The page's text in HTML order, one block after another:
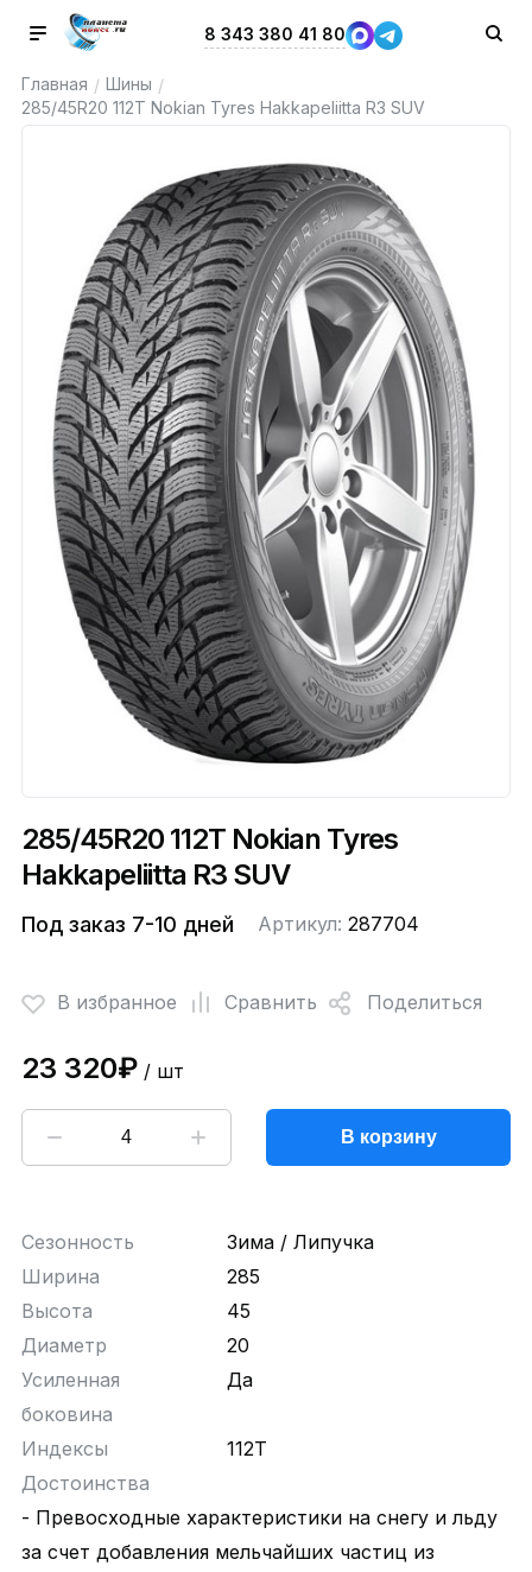
8 343 380 41 80
Главная / Шины /
285/45R20 112T Nokian Tyres Hakkapeliitta R3 SUV
285/45R20 112T Nokian Tyres
Hakkapeliitta R3 SUV
Под заказ 7-10 дней Артикул: 287704
В избранное Сравнить Поделиться
23 320₽/ шт
В корзину
Сезонность
Зима / Липучка
Ширина
285
Высота
45
Диаметр
20
Усиленная
боковина
Да
Индексы
112T
Достоинства
- Превосходные характеристики на снегу и льду
за счет добавления мельчайших частиц из